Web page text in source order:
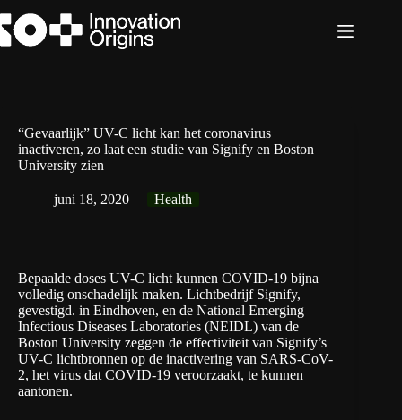
naar
de
“Gevaarlijk” UV-C licht kan het coronavirus
inactiveren, zo laat een studie van Signify en Boston
University zien
juni 18, 2020 Health
Bepaalde doses UV-C licht kunnen COVID-19 bijna
volledig onschadelijk maken. Lichtbedrijf Signify,
gevestigd. in Eindhoven, en de National Emerging
Infectious Diseases Laboratories (NEIDL) van de
Boston University zeggen de effectiviteit van Signify’s
UV-C lichtbronnen op de inactivering van SARS-CoV-
2, het virus dat COVID-19 veroorzaakt, te kunnen
aantonen.